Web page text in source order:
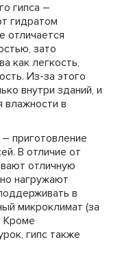
гипса –
гидратом
отличается
зато
как легкость,
Из-за этого
внутри зданий, и
влажности в
приготовление
В отличие от
отличную
нагружают
в
микроклимат (за
Кроме
гипс также